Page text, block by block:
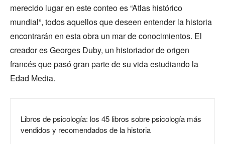
merecido lugar en este conteo es “Atlas histórico
mundial”, todos aquellos que deseen entender la historia
encontrarán en esta obra un mar de conocimientos. El
creador es Georges Duby, un historiador de origen
francés que pasó gran parte de su vida estudiando la
Edad Media.
Libros de psicología: los 45 libros sobre psicología más
vendidos y recomendados de la historia